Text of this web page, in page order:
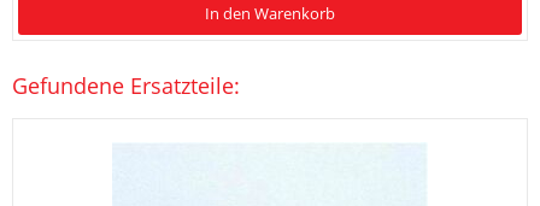
In den Warenkorb
Gefundene Ersatzteile: